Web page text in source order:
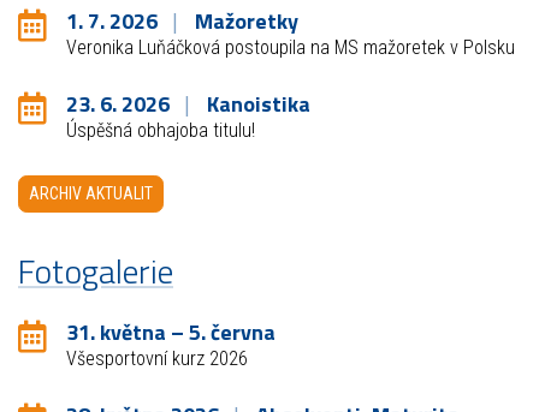
1. 7. 2026 Mažoretky
Veronika Luňáčková postoupila na MS mažoretek v Polsku
23. 6. 2026 Kanoistika
Úspěšná obhajoba titulu!
ARCHIV AKTUALIT
Fotogalerie
31. května – 5. června
Všesportovní kurz 2026